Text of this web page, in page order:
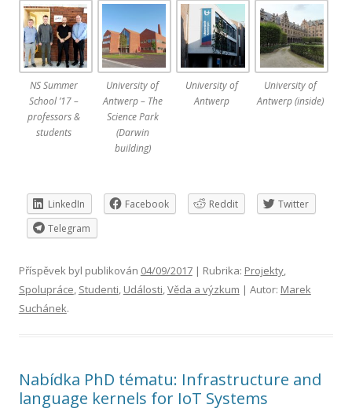
NS Summer
School ’17 –
professors &
students
University of
Antwerp – The
Science Park
(Darwin
building)
University of
Antwerp
University of
Antwerp (inside)
LinkedIn Facebook Reddit
Twitter
Telegram
Příspěvek byl publikován 04/09/2017| Rubrika: Projekty,
Spolupráce, Studenti, Události,Věda a výzkum | Autor: Marek
Suchánek.
Nabídka PhD tématu: Infrastructure and
language kernels for IoT Systems